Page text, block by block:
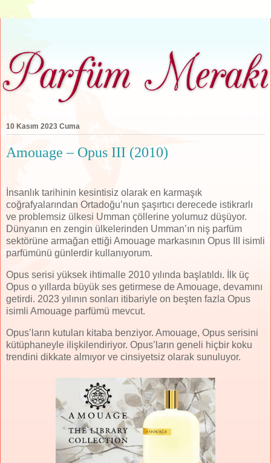
10 Kasım 2023 Cuma
Amouage – Opus III (2010)
İnsanlık tarihinin kesintisiz olarak en karmaşık
coğrafyalarından Ortadoğu’nun şaşırtıcı derecede istikrarlı
ve problemsiz ülkesi Umman çöllerine yolumuz düşüyor.
Dünyanın en zengin ülkelerinden Umman’ın niş parfüm
sektörüne armağan ettiği Amouage markasının Opus III isimli
parfümünü günlerdir kullanıyorum.
Opus serisi yüksek ihtimalle 2010 yılında başlatıldı. İlk üç
Opus o yıllarda büyük ses getirmese de Amouage, devamını
getirdi. 2023 yılının sonları itibariyle on beşten fazla Opus
isimli Amouage parfümü mevcut.
Opus’ların kutuları kitaba benziyor. Amouage, Opus serisini
kütüphaneyle ilişkilendiriyor. Opus’ların geneli hiçbir koku
trendini dikkate almıyor ve cinsiyetsiz olarak sunuluyor.